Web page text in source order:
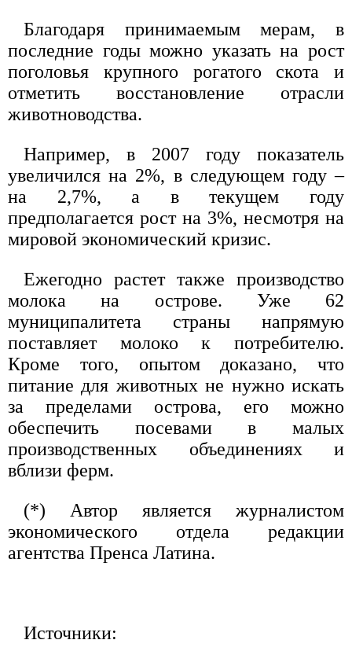
Благодаря принимаемым мерам, в
последние годы можно указать на рост
поголовья крупного рогатого скота и
отметить восстановление отрасли
животноводства.
Например, в 2007 году показатель
увеличился на 2%, в следующем году –
на 2,7%, а в текущем году
предполагается рост на 3%, несмотря на
мировой экономический кризис.
Ежегодно растет также производство
молока на острове. Уже 62
муниципалитета страны напрямую
поставляет молоко к потребителю.
Кроме того, опытом доказано, что
питание для животных не нужно искать
за пределами острова, его можно
обеспечить посевами в малых
производственных объединениях и
вблизи ферм.
(*) Автор является журналистом
экономического отдела редакции
агентства Пренса Латина.
Источники: